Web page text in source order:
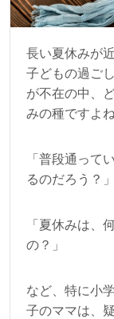
長い夏休みが
子どもの過ご
が不在の中、
みの種ですよね
「普段通って
るのだろう？」
「夏休みは、
の？」
など、特に小
子のママは、